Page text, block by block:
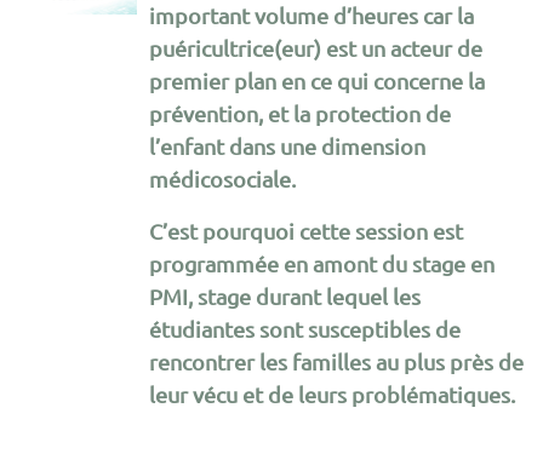
important volume d’heures car la
puéricultrice(eur) est un acteur de
premier plan en ce qui concerne la
prévention, et la protection de
l’enfant dans une dimension
médicosociale.
C’est pourquoi cette session est
programmée en amont du stage en
PMI, stage durant lequel les
étudiantes sont susceptibles de
rencontrer les familles au plus près de
leur vécu et de leurs problématiques.